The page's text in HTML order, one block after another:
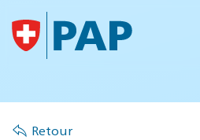
Accéder au contenu principal
Retour